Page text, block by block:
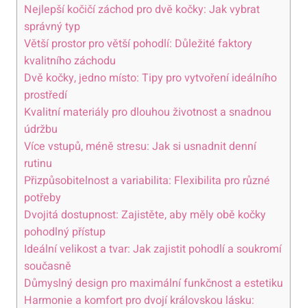
Nejlepší kočičí záchod pro dvě kočky: Jak vybrat
správný typ
Větší prostor pro větší pohodlí: Důležité faktory
kvalitního záchodu
Dvě kočky, jedno místo: Tipy pro vytvoření ideálního
prostředí
Kvalitní materiály pro dlouhou životnost a snadnou
údržbu
Více vstupů, méně stresu: Jak si usnadnit denní
rutinu
Přizpůsobitelnost a variabilita: Flexibilita pro různé
potřeby
Dvojitá dostupnost: Zajistěte, aby měly obě kočky
pohodlný přístup
Ideální velikost a tvar: Jak zajistit pohodlí a soukromí
současně
Důmyslný design pro maximální funkčnost a estetiku
Harmonie a komfort pro dvojí královskou lásku: